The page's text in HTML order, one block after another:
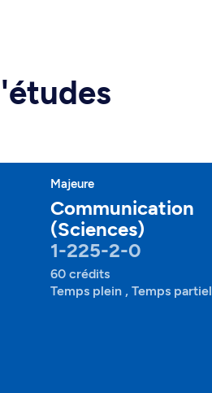
Majeure
Communication
(Sciences)
1-225-2-0
60 crédits
Temps plein , Temps partiel